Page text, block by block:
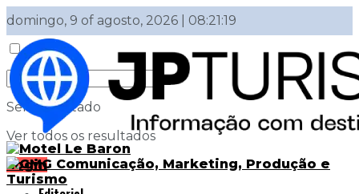
domingo, 9 of agosto, 2026 | 08:21:19
Sem resultado
Ver todos os resultados
Login